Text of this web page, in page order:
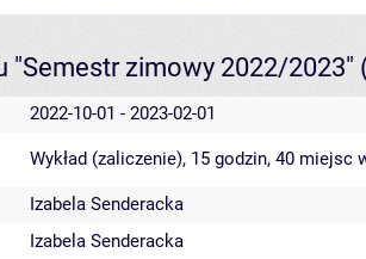
"Semestr zimowy 2022/2023"
2022-10-01 - 2023-02-01
Wykład (zaliczenie), 15 godzin, 40 miejsc
Izabela Senderacka
Izabela Senderacka